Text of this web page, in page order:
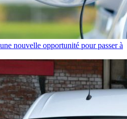
nouvelle opportunité pour passer à